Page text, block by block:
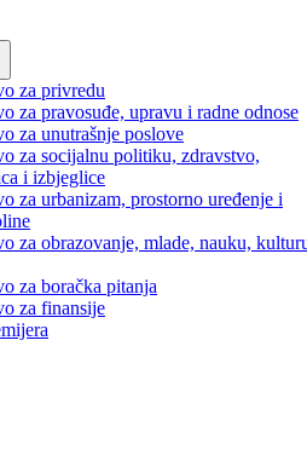
za privredu
za pravosuđe, upravu i radne odnose
za unutrašnje poslove
za socijalnu politiku, zdravstvo,
i izbjeglice
za urbanizam, prostorno uređenje i
za obrazovanje, mlade, nauku,
za boračka pitanja
za finansije